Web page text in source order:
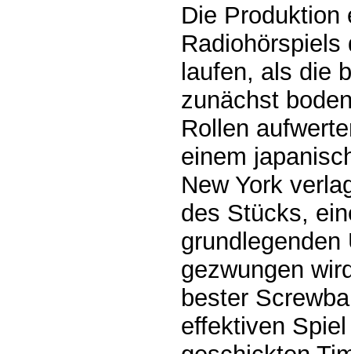
Die Produktion
Radiohörspiels
laufen, als die
zunächst
Rollen
einem
New York
des Stücks,
grundlegenden
gezwungen
bester
effektiven